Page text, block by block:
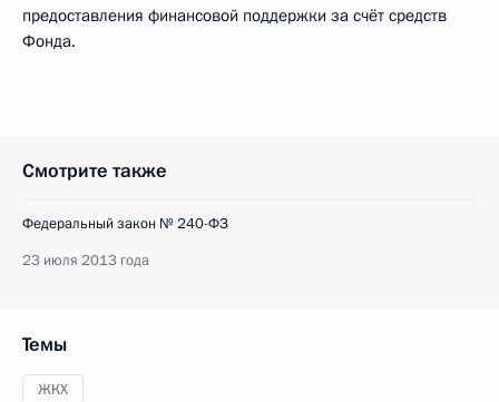
предоставления финансовой поддержки за счёт средств
Фонда.
Смотрите также
Федеральный закон № 240-ФЗ
23 июля 2013 года
Темы
ЖКХ